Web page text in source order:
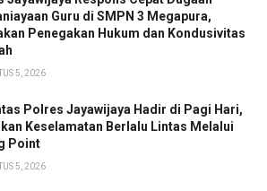
Guru di SMPN 3 Megapura,
Penegakan Hukum dan Kondusivitas
5, 2026
Polres Jayawijaya Hadir di Pagi Hari,
Keselamatan Berlalu Lintas Melalui
Point
5, 2026